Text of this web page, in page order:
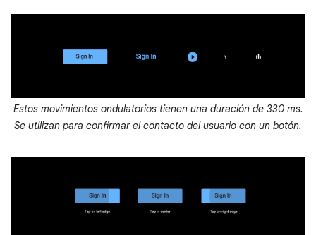
Estos movimientos ondulatorios tienen una duración de 330 ms.
Se utilizan para confirmar el contacto del usuario con un botón.